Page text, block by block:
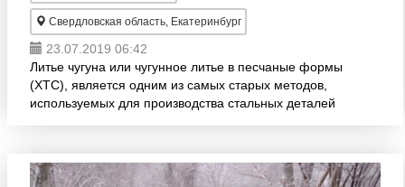
Свердловская область, Екатеринбург
23.07.2019 06:42
Литье чугуна или чугунное литье в песчаные формы
(ХТС), является одним из самых старых методов,
используемых для производства стальных деталей